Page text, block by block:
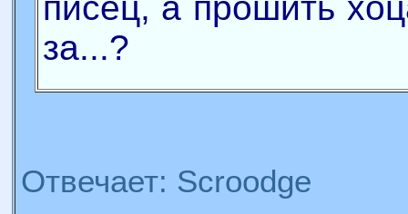
писец, а прошить
за...?
Отвечает: Scroodge